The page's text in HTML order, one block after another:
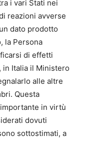
i vari Stati nei
reazioni avverse
dato prodotto
la Persona
di effetti
in Italia il Ministero
alle altre
Questa
in virtù
dovuti
sottostimati, a